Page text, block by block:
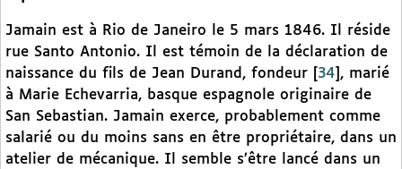
Jamain est à Rio de Janeiro le 5 mars 1846. Il réside
rue Santo Antonio. Il est témoin de la déclaration de
naissance du fils de Jean Durand, fondeur
34 , marié
à Marie Echevarria, basque espagnole originaire de
San Sebastian. Jamain exerce, probablement comme
salarié ou du moins sans en être propriétaire, dans un
atelier de mécanique. Il semble s’être lancé dans un